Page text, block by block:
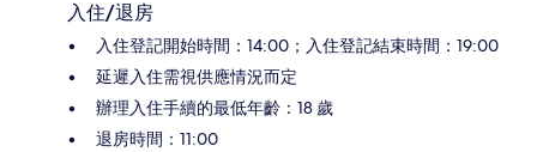
入住/退房
入住登記開始時間：14:00；入住登記結束時間：19:00
延遲入住需視供應情況而定
辦理入住手續的最低年齡：18 歲
退房時間：11:00